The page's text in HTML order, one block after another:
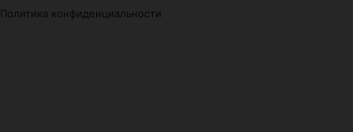
Политика конфиденциальности